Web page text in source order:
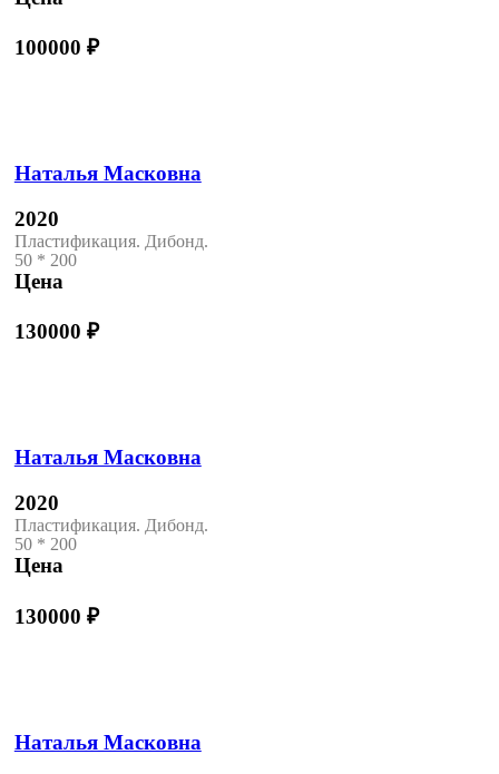
100000 ₽
Наталья Масковна
2020
Пластификация. Дибонд.
50 * 200
Цена
130000 ₽
Наталья Масковна
2020
Пластификация. Дибонд.
50 * 200
Цена
130000 ₽
Наталья Масковна